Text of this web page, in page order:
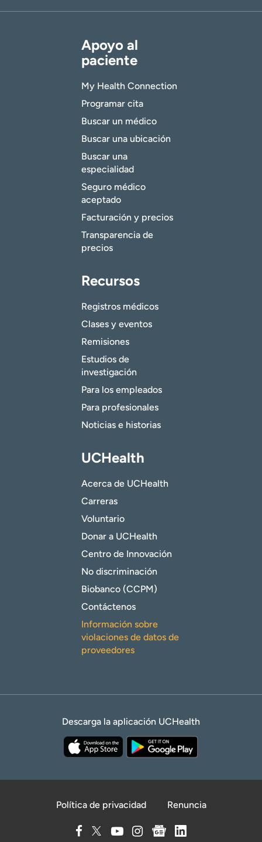
Apoyo al
paciente
My Health Connection
Programar cita
Buscar un médico
Buscar una ubicación
Buscar una
especialidad
Seguro médico
aceptado
Facturación y precios
Transparencia de
precios
Recursos
Registros médicos
Clases y eventos
Remisiones
Estudios de
investigación
Para los empleados
Para profesionales
Noticias e historias
UCHealth
Acerca de UCHealth
Carreras
Voluntario
Donar a UCHealth
Centro de Innovación
No discriminación
Biobanco (CCPM)
Contáctenos
Información sobre
violaciones de datos de
proveedores
Descarga la aplicación UCHealth
Política de privacidad Renuncia